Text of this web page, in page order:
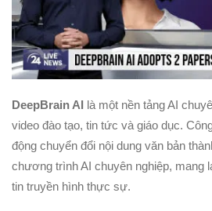
DeepBrain AI là một nền tảng AI
video đào tạo, tin tức và giáo dục.
động chuyển đổi nội dung văn bản
chương trình AI chuyên nghiệp, mang
tin truyền hình thực sự.